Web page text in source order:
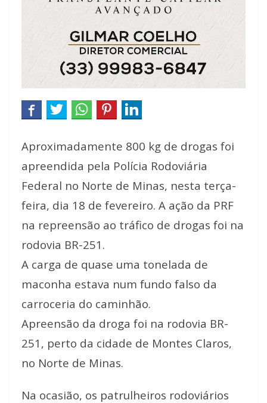
Aproximadamente 800 kg de drogas foi
apreendida pela Polícia Rodoviária
Federal no Norte de Minas, nesta terça-
feira, dia 18 de fevereiro. A ação da PRF
na repreensão ao tráfico de drogas foi na
rodovia BR-251.
A carga de quase uma tonelada de
maconha estava num fundo falso da
carroceria do caminhão.
Apreensão da droga foi na rodovia BR-
251, perto da cidade de Montes Claros,
no Norte de Minas.
Na ocasião, os patrulheiros rodoviários